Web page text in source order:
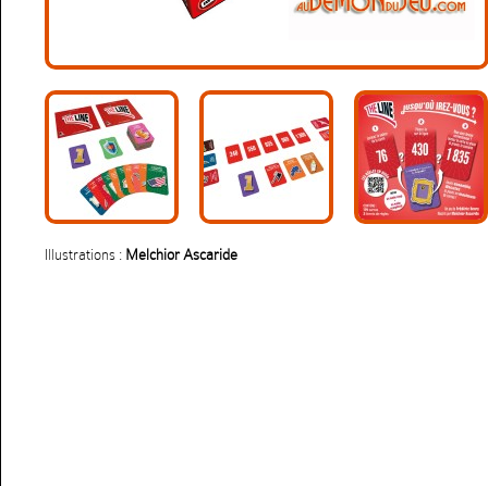
Illustrations : Melchior Ascaride